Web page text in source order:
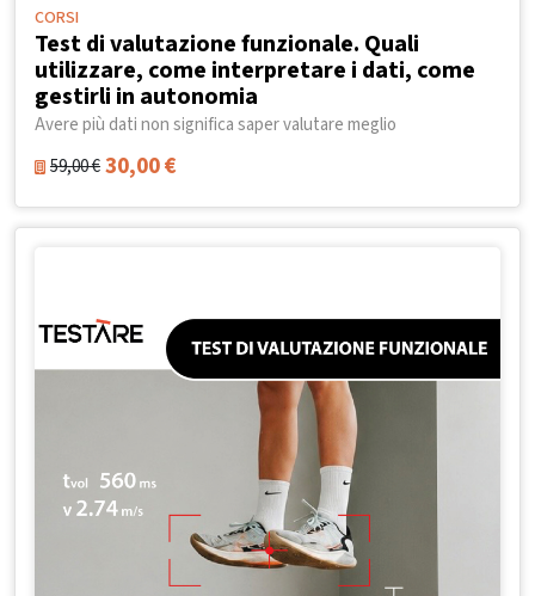
CORSI
Test di valutazione funzionale. Quali
utilizzare, come interpretare i dati, come
gestirli in autonomia
Avere più dati non significa saper valutare meglio
59,00€30,00€